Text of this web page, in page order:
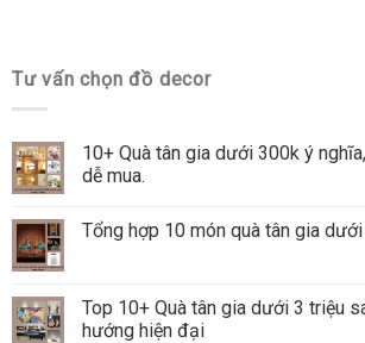
Tư vấn chọn đồ decor
10+ Quà tân gia dưới 300k ý
dễ mua.
Tổng hợp 10 món quà tân gia
Top 10+ Quà tân gia dưới 3 triệu
hướng hiện đại